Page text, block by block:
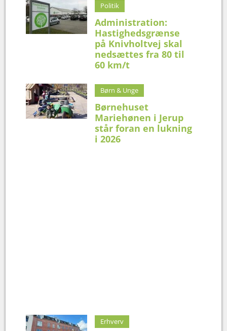
Politik
Administration:
Hastighedsgrænse
på Knivholtvej skal
nedsættes fra 80 til
60 km/t
Børn & Unge
Børnehuset
Mariehønen i Jerup
står foran en lukning
i 2026
Erhverv